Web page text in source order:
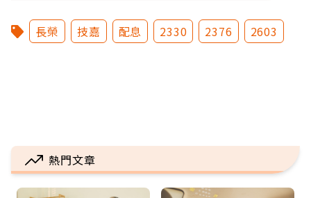
長榮 技嘉 配息 2330 2376 2603
熱門文章